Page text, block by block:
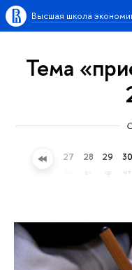
Высшая школа
Тема
26 27 28 29
ср
30
чт